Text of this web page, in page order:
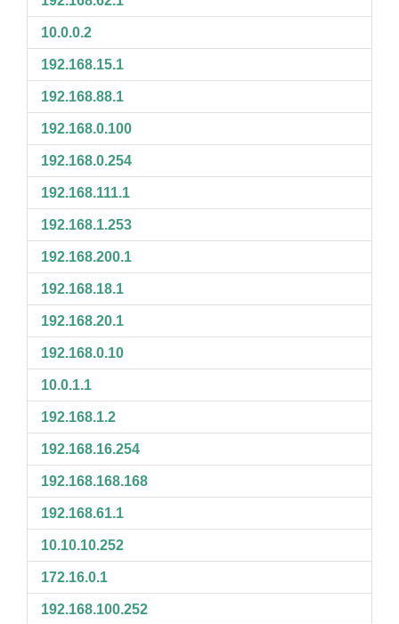
10.0.0.2
192.168.15.1
192.168.88.1
192.168.0.100
192.168.0.254
192.168.111.1
192.168.1.253
192.168.200.1
192.168.18.1
192.168.20.1
192.168.0.10
10.0.1.1
192.168.1.2
192.168.16.254
192.168.168.168
192.168.61.1
10.10.10.252
172.16.0.1
192.168.100.252